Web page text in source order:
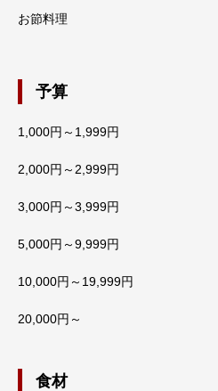
お節料理
予算
1,000円～1,999円
2,000円～2,999円
3,000円～3,999円
5,000円～9,999円
10,000円～19,999円
20,000円～
食材